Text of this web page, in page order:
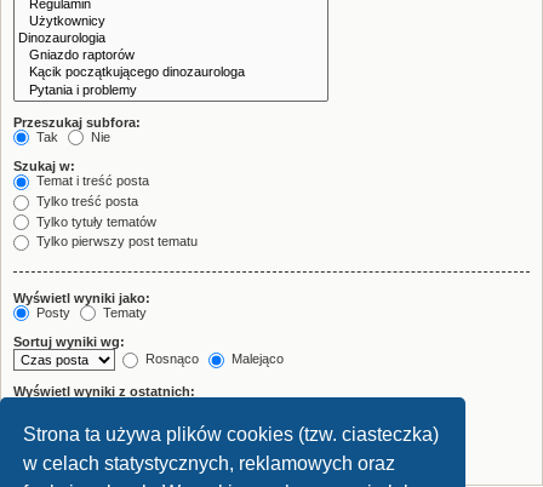
Strona ta używa plików cookies (tzw. ciasteczka)
w celach statystycznych, reklamowych oraz
Przeszukaj subfora:
Tak
Nie
Szukaj w:
Temat i treść posta
Tylko treść posta
Tylko tytuły tematów
Tylko pierwszy post tematu
Wyświetl wyniki jako:
Posty
Tematy
Sortuj wyniki wg:
Rosnąco
Malejąco
Wyświetl wyniki z ostatnich:
Wyświetl pierwsze:
znaków w poście